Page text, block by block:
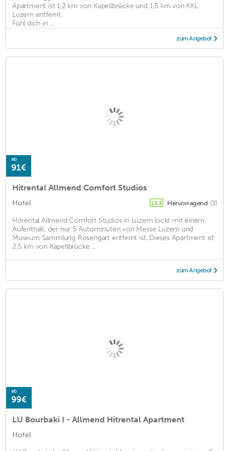
Apartment ist 1,2 km von Kapellbrücke und 1,5 km von KKL
Luzern entfernt.
Fühl dich in ...
zum Angebot
ab
91€
Hitrental Allmend Comfort Studios
Hotel 13,3 Hervorragend (3)
Hitrental Allmend Comfort Studios in Luzern lockt mit einem
Aufenthalt, der nur 5 Autominuten von Messe Luzern und
Museum Sammlung Rosengart entfernt ist. Dieses Apartment ist
2,5 km von Kapellbrücke ...
zum Angebot
ab
99€
LU Bourbaki I - Allmend Hitrental Apartment
Hotel